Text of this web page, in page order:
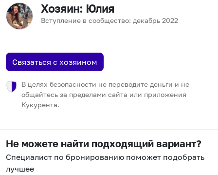
Хозяин: Юлия
Вступление в сообщество: декабрь 2022
Связаться с хозяином
В целях безопасности не переводите деньги и не
общайтесь за пределами сайта или приложения
Кукурента.
Не можете найти подходящий вариант?
Специалист по бронированию поможет подобрать
лучшее